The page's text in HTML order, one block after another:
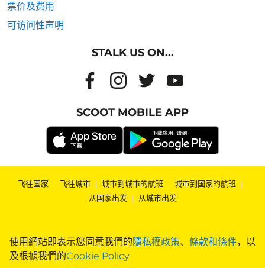
使用網站即表示您同意我們的隱私權政策、 條款和條件，以
及根據我們的Cookie Policy
票价及费用
可访问性声明
STALK US ON...
SCOOT MOBILE APP
飞往国家 | 飞往城市 | 城市到城市的航班 | 城市到国家的航班 |
从国家出发 | 从城市出发